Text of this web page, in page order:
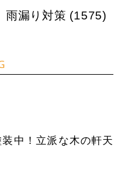
雨漏り対策 (1575)
中！立派な木の軒天